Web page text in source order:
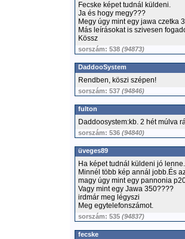
Fecske képet tudnál küldeni.
Ja és hogy megy???
Megy úgy mint egy jawa czetka
Más leírásokat is szivesen
Kössz
sorszám: 538 (94873)
DaddooSystem
Rendben, köszi szépen!
sorszám: 537 (94846)
fulton
Daddoosystem:kb. 2 hét múlva
sorszám: 536 (94840)
üveges89
Ha képet tudnál küldeni jó lenne.
Minnél több kép annál jobb.És
magy úgy mint egy pannonia
Vagy mint egy Jawa 350????
irdmár meg légyszi
Meg egytelefonszámot.
sorszám: 535 (94837)
fecske